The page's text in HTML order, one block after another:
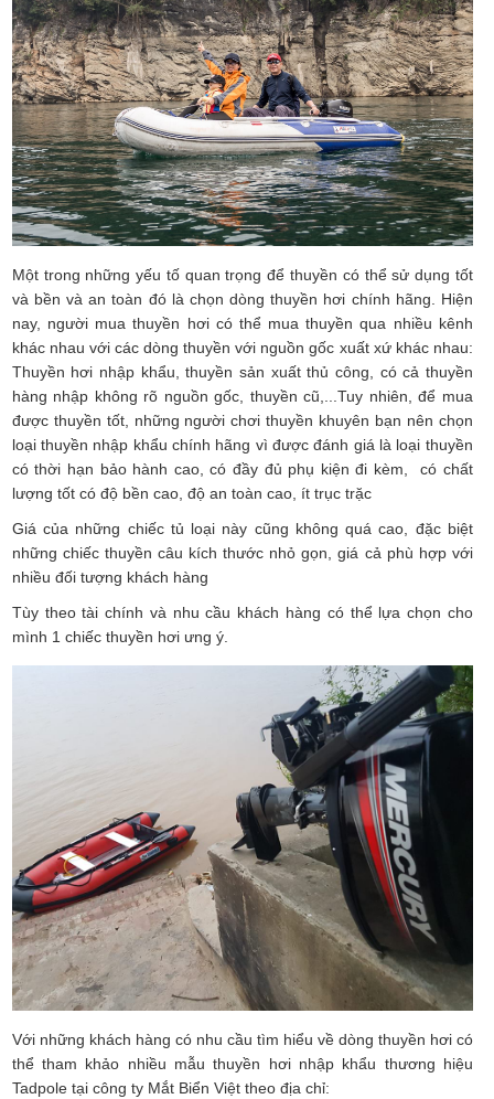
Một trong những yếu tố quan trọng để thuyền có thể sử dụng tốt
và bền và an toàn đó là chọn dòng thuyền hơi chính hãng. Hiện
nay, người mua thuyền hơi có thể mua thuyền qua nhiều kênh
khác nhau với các dòng thuyền với nguồn gốc xuất xứ khác nhau:
Thuyền hơi nhập khẩu, thuyền sản xuất thủ công, có cả thuyền
hàng nhập không rõ nguồn gốc, thuyền cũ,...Tuy nhiên, để mua
được thuyền tốt, những người chơi thuyền khuyên bạn nên chọn
loại thuyền nhập khẩu chính hãng vì được đánh giá là loại thuyền
có thời hạn bảo hành cao, có đầy đủ phụ kiện đi kèm, có chất
lượng tốt có độ bền cao, độ an toàn cao, ít trục trặc
Giá của những chiếc tủ loại này cũng không quá cao, đặc biệt
những chiếc thuyền câu kích thước nhỏ gọn, giá cả phù hợp với
nhiều đối tượng khách hàng
Tùy theo tài chính và nhu cầu khách hàng có thể lựa chọn cho
mình 1 chiếc thuyền hơi ưng ý.
Với những khách hàng có nhu cầu tìm hiểu về dòng thuyền hơi có
thể tham khảo nhiều mẫu thuyền hơi nhập khẩu thương hiệu
Tadpole tại công ty Mắt Biển Việt theo địa chỉ: